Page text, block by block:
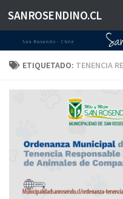
Saltar al contenido
SANROSENDINO.CL
ETIQUETADO: TENENCIA